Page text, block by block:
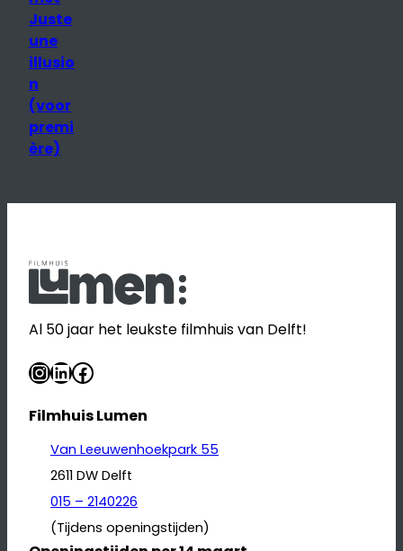
Juste
une
illusio
n
(voor
premi
ère)
Al 50 jaar het leukste filmhuis van Delft!
InstagramLinkedIn Facebook
Filmhuis Lumen
Van Leeuwenhoekpark 55
2611 DW Delft
015 – 2140226
(Tijdens openingstijden)